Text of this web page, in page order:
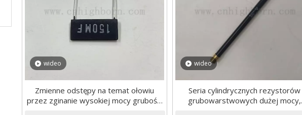
wideo
Zmienne odstępy na temat ołowiu
przez zginanie wysokiej mocy grubości
wideo
Seria cylindrycznych rezystorów
grubowarstwowych dużej mocy,